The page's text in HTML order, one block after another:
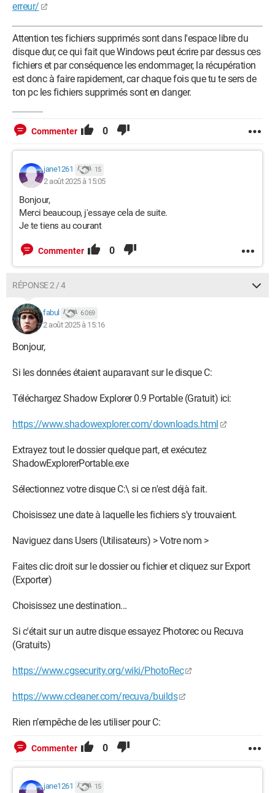
erreur/
Attention tes fichiers supprimés sont dans l'espace libre du
disque dur, ce qui fait que Windows peut écrire par dessus ces
fichiers et par conséquence les endommager, la récupération
est donc à faire rapidement, car chaque fois que tu te sers de
ton pc les fichiers supprimés sont en danger.
Commenter 0
jane1261 15
2 août 2025 à 15:05
Bonjour,
Merci beaucoup, j'essaye cela de suite.
Je te tiens au courant
Commenter 0
RÉPONSE 2 / 4
fabul 6 069
2 août 2025 à 15:16
Bonjour,
Si les données étaient auparavant sur le disque C:
Téléchargez Shadow Explorer 0.9 Portable (Gratuit) ici:
https://www.shadowexplorer.com/downloads.html
Extrayez tout le dossier quelque part, et exécutez
ShadowExplorerPortable.exe
Sélectionnez votre disque C:\ si ce n'est déjà fait.
Choisissez une date à laquelle les fichiers s'y trouvaient.
Naviguez dans Users (Utilisateurs) > Votre nom >
Faites clic droit sur le dossier ou fichier et cliquez sur Export
(Exporter)
Choisissez une destination...
Si c'était sur un autre disque essayez Photorec ou Recuva
(Gratuits)
https://www.cgsecurity.org/wiki/PhotoRec
https://www.ccleaner.com/recuva/builds
Rien n’empêche de les utiliser pour C:
Commenter 0
jane1261 15